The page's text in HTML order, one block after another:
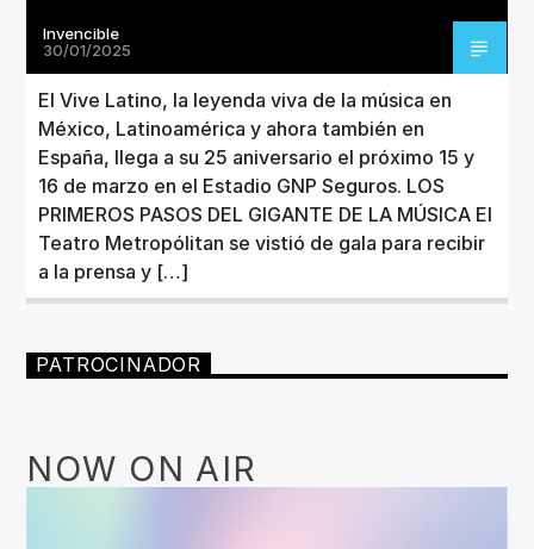
Invencible
30/01/2025
El Vive Latino, la leyenda viva de la música en
México, Latinoamérica y ahora también en
España, llega a su 25 aniversario el próximo 15 y
16 de marzo en el Estadio GNP Seguros. LOS
PRIMEROS PASOS DEL GIGANTE DE LA MÚSICA El
Teatro Metropólitan se vistió de gala para recibir
a la prensa y […]
PATROCINADOR
NOW ON AIR